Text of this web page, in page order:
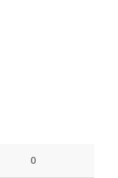
0